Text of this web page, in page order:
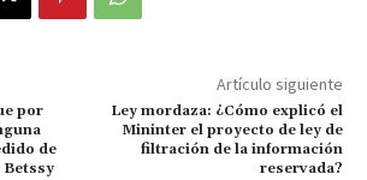
por
de
Betssy
Artículo siguiente
Ley mordaza: ¿Cómo explicó el
Mininter el proyecto de ley de
filtración de la información
reservada?